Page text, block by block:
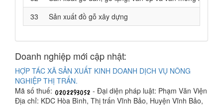
33
Sản xuất đồ gỗ xây dựng
Doanh nghiệp mới cập nhật:
HỢP TÁC XÃ SẢN XUẤT KINH DOANH DỊCH VỤ NÔNG
NGHIỆP THỊ TRẤN.
Mã số thuế:
- Đại diện pháp luật: Phạm Văn Viện
Địa chỉ: KDC Hòa Bình, Thị trấn Vĩnh Bảo, Huyện Vĩnh Bảo,